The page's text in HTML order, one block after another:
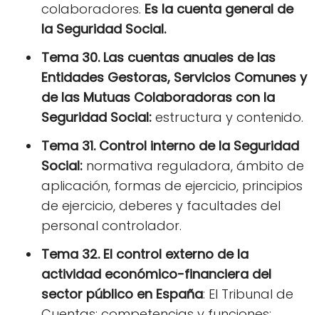
colaboradores. Es la cuenta general de
la Seguridad Social.
Tema 30. Las cuentas anuales de las
Entidades Gestoras, Servicios Comunes y
de las Mutuas Colaboradoras con la
Seguridad Social: estructura y contenido.
Tema 31. Control interno de la Seguridad
Social: normativa reguladora, ámbito de
aplicación, formas de ejercicio, principios
de ejercicio, deberes y facultades del
personal controlador.
Tema 32. El control externo de la
actividad económico-financiera del
sector público en España: El Tribunal de